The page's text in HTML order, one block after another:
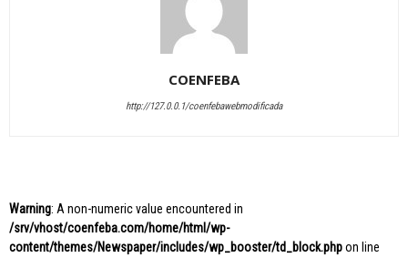
COENFEBA
http://127.0.0.1/coenfebawebmodificada
Warning: A non-numeric value encountered in
/srv/vhost/coenfeba.com/home/html/wp-
content/themes/Newspaper/includes/wp_booster/td_block.phpon line